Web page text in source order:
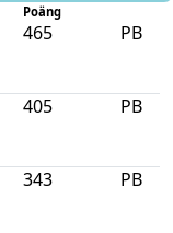
Poäng
465 PB
405 PB
343 PB